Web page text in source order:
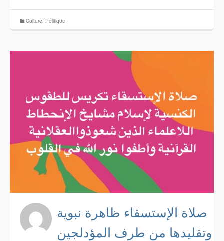
Culture, Politique
صلاة الإستسقاء ظاهرة نبوية
وتقليدها من طرف المؤدلجين